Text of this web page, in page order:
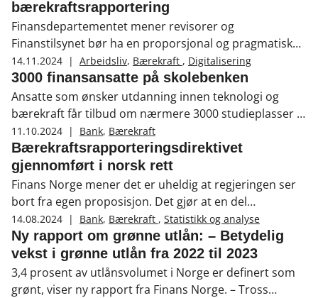
sammenlignbar.
bærekraftsrapportering
Finansdepartementet mener revisorer og
Finanstilsynet bør ha en proporsjonal og pragmatisk
tilnærming til attestasjon og kontroll av
bærekraftsrapportering de første årene med
rapporteringsplikt.
14.11.2024 | Arbeidsliv, Bærekraft , Digitalisering
3000 finansansatte på skolebenken
Ansatte som ønsker utdanning innen teknologi og
bærekraft får tilbud om nærmere 3000 studieplasser til
en verdi av 22 millioner kroner.
11.10.2024 | Bank, Bærekraft
Bærekraftsrapporteringsdirektivet
gjennomført i norsk rett
Finans Norge mener det er uheldig at regjeringen ser
bort fra egen proposisjon. Det gjør at en del
sparebanker får ett år mindre til å forberede seg på
nye rapporteringskrav.
14.08.2024 | Bank, Bærekraft , Statistikk og analyse
Ny rapport om grønne utlån: – Betydelig
vekst i grønne utlån fra 2022 til 2023
3,4 prosent av utlånsvolumet i Norge er definert som
grønt, viser ny rapport fra Finans Norge. – Tross